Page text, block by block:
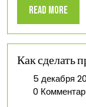
Read MoreRead
More
Как сделать
5 декабря
0